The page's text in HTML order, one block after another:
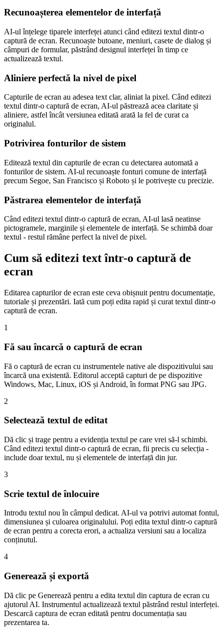
Recunoașterea elementelor de interfață
AI-ul înțelege tiparele interfeței atunci când editezi textul dintr-o
captură de ecran. Recunoaște butoane, meniuri, casete de dialog și
câmpuri de formular, păstrând designul interfeței în timp ce
actualizează textul.
Aliniere perfectă la nivel de pixel
Capturile de ecran au adesea text clar, aliniat la pixel. Când editezi
textul dintr-o captură de ecran, AI-ul păstrează acea claritate și
aliniere, astfel încât versiunea editată arată la fel de curat ca
originalul.
Potrivirea fonturilor de sistem
Editează textul din capturile de ecran cu detectarea automată a
fonturilor de sistem. AI-ul recunoaște fonturi comune de interfață
precum Segoe, San Francisco și Roboto și le potrivește cu precizie.
Păstrarea elementelor de interfață
Când editezi textul dintr-o captură de ecran, AI-ul lasă neatinse
pictogramele, marginile și elementele de interfață. Se schimbă doar
textul - restul rămâne perfect la nivel de pixel.
Cum să editezi text într-o captură de
ecran
Editarea capturilor de ecran este ceva obișnuit pentru documentație,
tutoriale și prezentări. Iată cum poți edita rapid și curat textul dintr-o
captură de ecran.
1
Fă sau încarcă o captură de ecran
Fă o captură de ecran cu instrumentele native ale dispozitivului sau
încarcă una existentă. Editorul acceptă capturi de pe dispozitive
Windows, Mac, Linux, iOS și Android, în format PNG sau JPG.
2
Selectează textul de editat
Dă clic și trage pentru a evidenția textul pe care vrei să-l schimbi.
Când editezi textul dintr-o captură de ecran, fii precis cu selecția -
include doar textul, nu și elementele de interfață din jur.
3
Scrie textul de înlocuire
Introdu textul nou în câmpul dedicat. AI-ul va potrivi automat fontul,
dimensiunea și culoarea originalului. Poți edita textul dintr-o captură
de ecran pentru a corecta erori, a actualiza versiuni sau a localiza
conținutul.
4
Generează și exportă
Dă clic pe Generează pentru a edita textul din captura de ecran cu
ajutorul AI. Instrumentul actualizează textul păstrând restul interfeței.
Descarcă captura de ecran editată pentru documentația sau
prezentarea ta.